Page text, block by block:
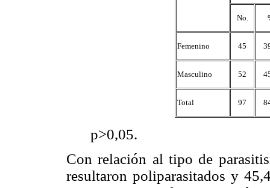
No.
Femenino 45
Masculino 52
Total 97
p>0,05.
Con relación al tipo de
resultaron poliparasitados y